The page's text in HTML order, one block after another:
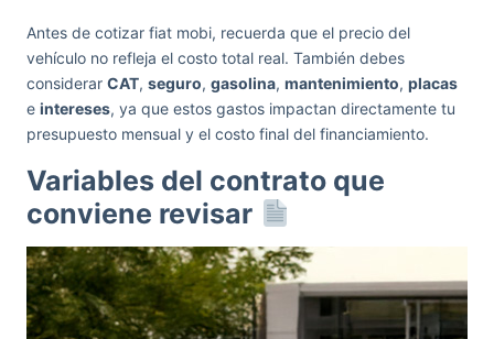
Antes de cotizar fiat mobi, recuerda que el precio del
vehículo no refleja el costo total real. También debes
considerar CAT, seguro, gasolina, mantenimiento, placas
e intereses, ya que estos gastos impactan directamente tu
presupuesto mensual y el costo final del financiamiento.
Variables del contrato que
conviene revisar